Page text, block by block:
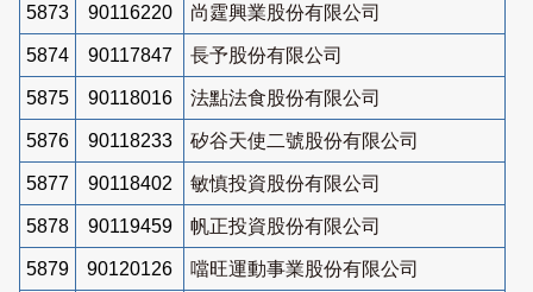
5873 90116220 尚霆興業股份有限公司
5874 90117847 長予股份有限公司
5875 90118016 法點法食股份有限公司
5876 90118233 矽谷天使二號股份有限公司
5877 90118402 敏慎投資股份有限公司
5878 90119459 帆正投資股份有限公司
5879 90120126 噹旺運動事業股份有限公司